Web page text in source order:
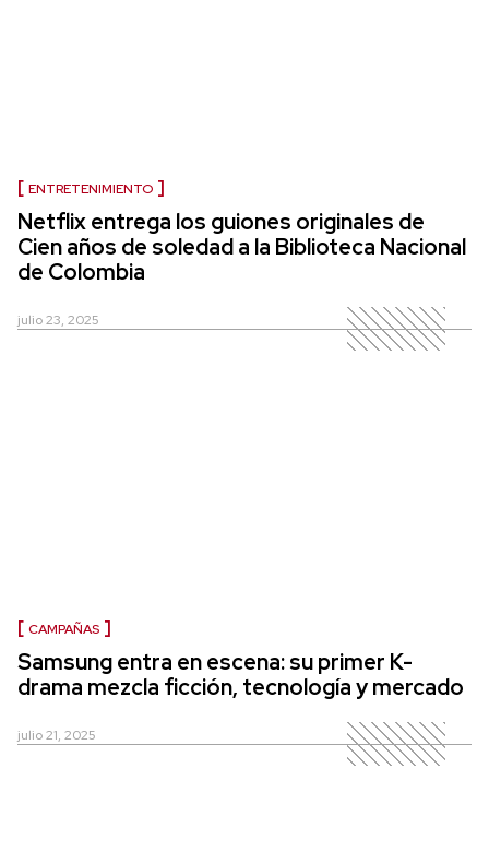
ENTRETENIMIENTO
Netflix entrega los guiones originales de
Cien años de soledad a la Biblioteca Nacional
de Colombia
julio 23, 2025
CAMPAÑAS
Samsung entra en escena: su primer K-
drama mezcla ficción, tecnología y mercado
julio 21, 2025